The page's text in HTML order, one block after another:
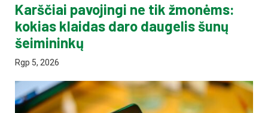
Karščiai pavojingi ne tik žmonėms:
kokias klaidas daro daugelis šunų
šeimininkų
Rgp 5, 2026